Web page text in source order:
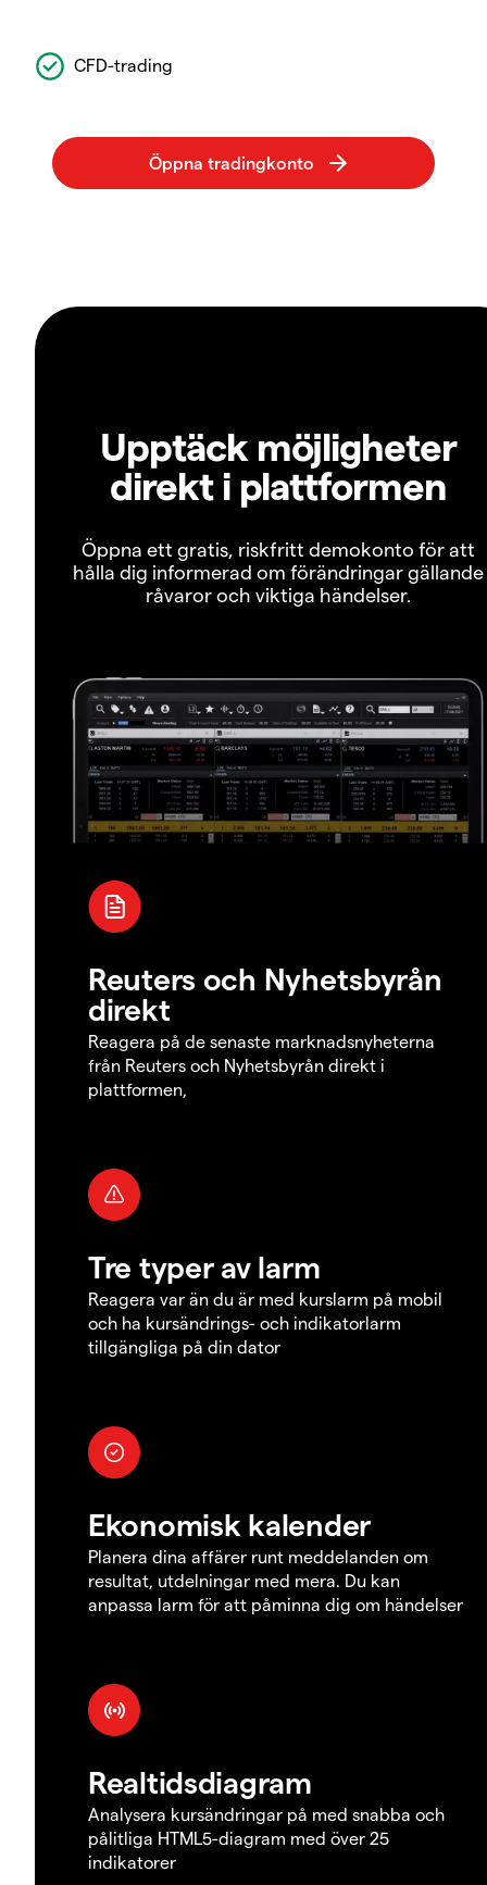
CFD-trading
Upptäck möjligheter
direkt i plattformen
Öppna ett gratis, riskfritt demokonto för att
hålla dig informerad om förändringar gällande
råvaror och viktiga händelser.
Reuters och Nyhetsbyrån
direkt
Reagera på de senaste marknadsnyheterna
från Reuters och Nyhetsbyrån direkt i
plattformen,
Tre typer av larm
Reagera var än du är med kurslarm på mobil
och ha kursändrings- och indikatorlarm
tillgängliga på din dator
Ekonomisk kalender
Planera dina affärer runt meddelanden om
resultat, utdelningar med mera. Du kan
anpassa larm för att påminna dig om händelser
Realtidsdiagram
Analysera kursändringar på med snabba och
pålitliga HTML5-diagram med över 25
indikatorer